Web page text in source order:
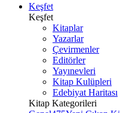
Keşfet
Keşfet
Kitaplar
Yazarlar
Çevirmenler
Editörler
Yayınevleri
Kitap Kulüpleri
Edebiyat Haritası
Kitap Kategorileri